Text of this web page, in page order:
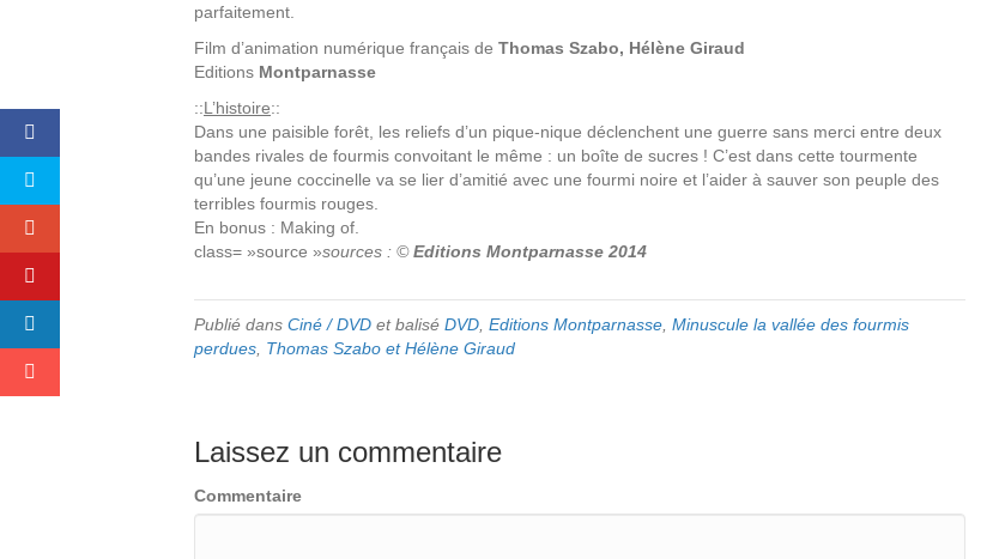
parfaitement.
Film d’animation numérique français de Thomas Szabo, Hélène Giraud
Editions Montparnasse
::L’histoire::
Dans une paisible forêt, les reliefs d’un pique-nique déclenchent une guerre sans merci entre deux
bandes rivales de fourmis convoitant le même : un boîte de sucres ! C’est dans cette tourmente
qu’une jeune coccinelle va se lier d’amitié avec une fourmi noire et l’aider à sauver son peuple des
terribles fourmis rouges.
En bonus : Making of.
class= »source »sources : ©Editions Montparnasse 2014
Publié dans Ciné / DVD et balisé DVD, Editions Montparnasse, Minuscule la vallée des fourmis
perdues, Thomas Szabo et Hélène Giraud
Laissez un commentaire
Commentaire